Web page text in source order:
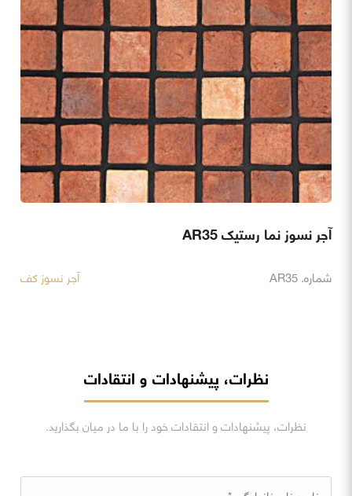
آجر نسوز نما رستیک AR35
شماره. AR35 آجر نسوز کف
نظرات، پیشنهادات و انتقادات
نظرات، پیشنهادات و انتقادات خود را با ما در میان بگذارید.